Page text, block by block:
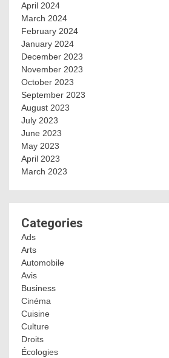
April 2024
March 2024
February 2024
January 2024
December 2023
November 2023
October 2023
September 2023
August 2023
July 2023
June 2023
May 2023
April 2023
March 2023
Categories
Ads
Arts
Automobile
Avis
Business
Cinéma
Cuisine
Culture
Droits
Écologies